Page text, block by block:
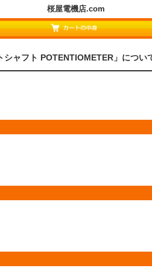
桜屋電機店.com
ャフト POTENTIOMETER」につい